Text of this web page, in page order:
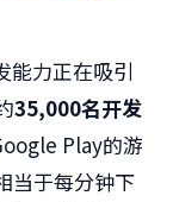
能力正在吸引
35,000名开发
Play的游
当于每分钟下